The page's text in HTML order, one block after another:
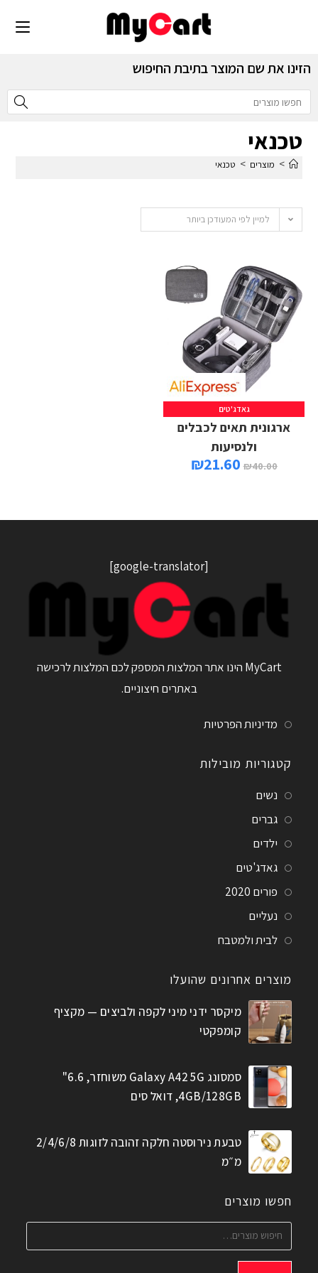
הזינו את שם המוצר בתיבת החיפוש
טכנאי
> מוצרים > טכנאי
למיין לפי המעודכן ביותר
גאדג'טים
ארגונית תאים לכבלים
ולנסיעות
₪40.00
₪21.60
[google-translator]
MyCart הינו אתר המלצות המספק לכם המלצות לרכישה
באתרים חיצוניים.
מדיניות הפרטיות
קטגוריות מובילות
נשים
גברים
ילדים
גאדג'טים
פורים 2020
נעליים
לבית ולמטבח
מוצרים אחרונים שהועלו
מיקסר ידני מיני לקפה ולביצים — מקציף
קומפקטי
סמסונג Galaxy A42 5G משוחזר, 6.6"
4GB/128GB, דואל סים
טבעת נירוסטה חלקה זהובה לזוגות 2/4/6/8
מ״מ
חפשו מוצרים